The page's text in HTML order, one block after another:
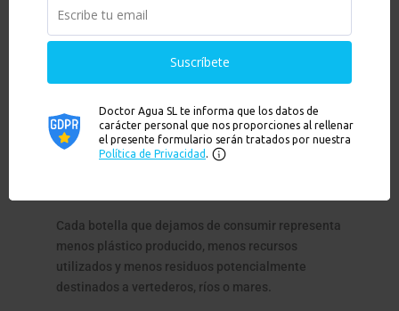
Agua filtrada: una pequeña
decisión con un gran
impacto
La sostenibilidad no suele depender de un único
gran gesto, sino de la suma de muchas decisiones
Cada botella que dejamos de consumir representa
menos plástico producido, menos recursos
utilizados y menos residuos potencialmente
destinados a vertederos, ríos o mares.